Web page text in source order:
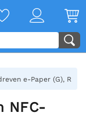
e-Paper (G),
NFC-